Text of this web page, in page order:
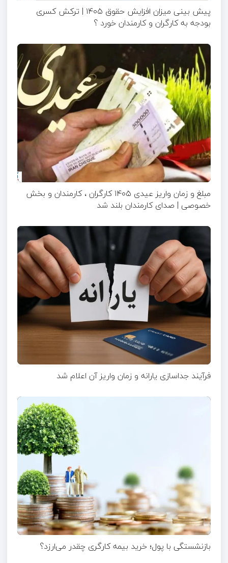
پیش بینی میزان افزایش حقوق ۱۴۰۵ | ترکش کسری
بودجه به کارگران و کارمندان خورد ؟
مبلغ و زمان واریز عیدی ۱۴۰۵ کارگران ، کارمندان و بخش
خصوصی | صدای کارمندان بلند شد
فرآیند جداسازی یارانه و زمان واریز آن اعلام شد
بازنشستگی با پول؛ خرید بیمه کارگری چقدر می‌ارزد؟